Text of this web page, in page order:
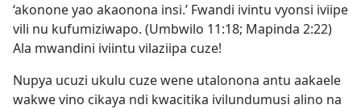
‘akonone yao akaonona insi.’ Fwandi ivintu vyonsi iviipe
vili nu kufumiziwapo. (Umbwilo 11:18; Mapinda 2:22)
Ala mwandini iviintu vilaziipa cuze!
Nupya ucuzi ukulu cuze wene utalonona antu aakaele
wakwe vino cikaya ndi kwacitika ivilundumusi alino na